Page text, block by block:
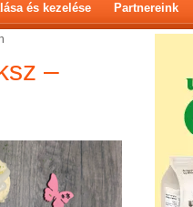
és kezelése Partnereink
–